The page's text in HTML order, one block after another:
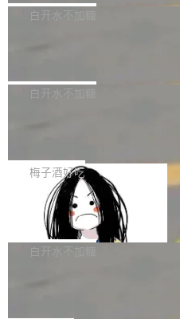
员工参与设立的专项资产管理计
获配9...
一个回归问题，该问题导致拉取
题，该问题可能导致在旧版 Linux
e 孵化器项目管理委员会（IPMC
P）！这一里程碑不仅标志着
白开水不加糖
长期停止内容更新，未能实现其
提交的编辑请求也长期处于待处
pedia 于去年底上线，定位为由
容的百科平台，被马斯克视为传
维基百科的替代方案。Lawfare
热门页面还是低关注度页面，均
白开水不加糖
是这样的：配 MessageSource
声明 LocaleResolver、注册
erceptor…五六步之后才能看到
本。 Solon 换了个方式。整个
梅子酒好吃
Apache Doris 4.1 全面增强
支持 UPDATE、MERGE
erg V3
Apache Doris 4.1 要补齐的，正
半。在已有查询能力的基础上，
白开水不加糖